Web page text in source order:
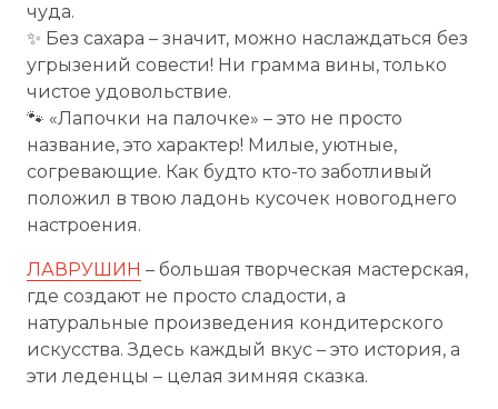
чуда.
✨ Без сахара – значит, можно наслаждаться без
угрызений совести! Ни грамма вины, только
чистое удовольствие.
🐾 «Лапочки на палочке» – это не просто
название, это характер! Милые, уютные,
согревающие. Как будто кто-то заботливый
положил в твою ладонь кусочек новогоднего
настроения.
ЛАВРУШИН – большая творческая мастерская,
где создают не просто сладости, а
натуральные произведения кондитерского
искусства. Здесь каждый вкус – это история, а
эти леденцы – целая зимняя сказка.